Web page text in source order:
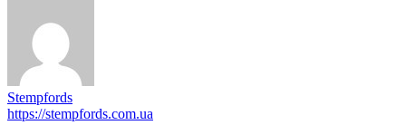
Stempfords
https://stempfords.com.ua